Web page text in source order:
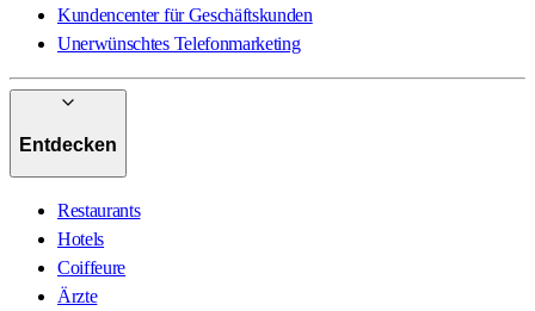
Kundencenter für Geschäftskunden
Unerwünschtes Telefonmarketing
Entdecken
Restaurants
Hotels
Coiffeure
Ärzte